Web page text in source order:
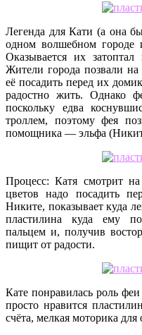
Легенда для Кати (а она
одном волшебном городе
Оказывается их
Жители города позвали
её посадить перед их
радостно жить. Однако
поскольку едва
троллем, поэтому фея
помощника — эльфа
Процесс: Катя смотрит
цветов надо посадить
Никите, показывает куда
пластилина куда ему
пальцем и, получив
пищит от радости.
Кате понравилась роль
просто нравится
счёта, мелкая моторика